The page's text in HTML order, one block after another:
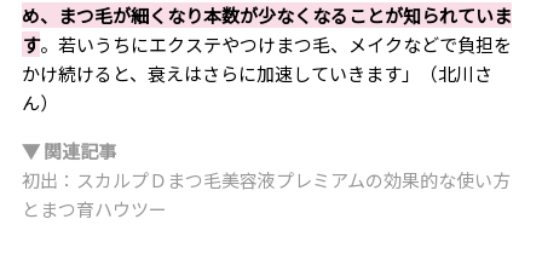
め、まつ毛が細くなり本数が少なくなることが知られていま
す。若いうちにエクステやつけまつ毛、メイクなどで負担を
かけ続けると、衰えはさらに加速していきます」（北川さ
ん）
▼ 関連記事
初出：スカルプＤまつ毛美容液プレミアムの効果的な使い方
とまつ育ハウツー